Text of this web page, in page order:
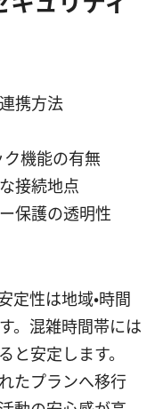
携方法
ク機能の有無
接続地点
保護の透明性
定性は地域・時間
。混雑時間帯には
と安定します。
たプランへ移行